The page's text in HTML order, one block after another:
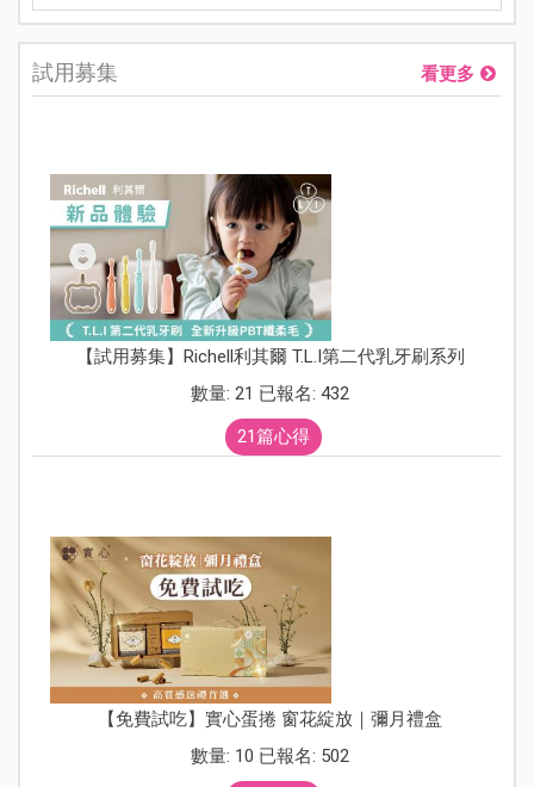
試用募集 看更多
【試用募集】Richell利其爾 T.L.I第二代乳牙刷系列
數量: 21 已報名: 432
21篇心得
【免費試吃】實心蛋捲 窗花綻放｜彌月禮盒
數量: 10 已報名: 502